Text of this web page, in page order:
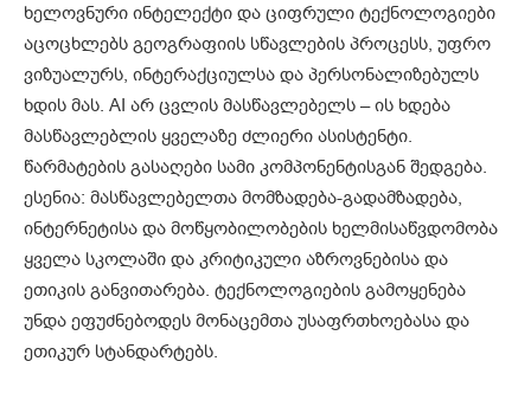
ხელოვნური ინტელექტი და ციფრული ტექნოლოგიები
აცოცხლებს გეოგრაფიის სწავლების პროცესს, უფრო
ვიზუალურს, ინტერაქციულსა და პერსონალიზებულს
ხდის მას. AI არ ცვლის მასწავლებელს – ის ხდება
მასწავლებლის ყველაზე ძლიერი ასისტენტი.
წარმატების გასაღები სამი კომპონენტისგან შედგება.
ესენია: მასწავლებელთა მომზადება-გადამზადება,
ინტერნეტისა და მოწყობილობების ხელმისაწვდომობა
ყველა სკოლაში და კრიტიკული აზროვნებისა და
ეთიკის განვითარება. ტექნოლოგიების გამოყენება
უნდა ეფუძნებოდეს მონაცემთა უსაფრთხოებასა და
ეთიკურ სტანდარტებს.